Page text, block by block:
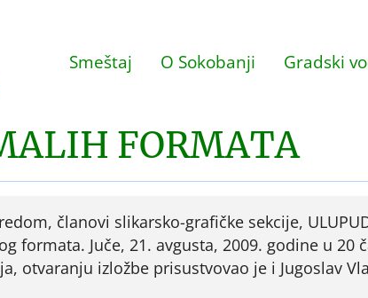
Smeštaj O Sokobanji Gradski
FORMATA
članovi slikarsko-grafičke sekcije,
formata. Juče, 21. avgusta, 2009. godine u 20
otvaranju izložbe prisustvovao je i Jugoslav